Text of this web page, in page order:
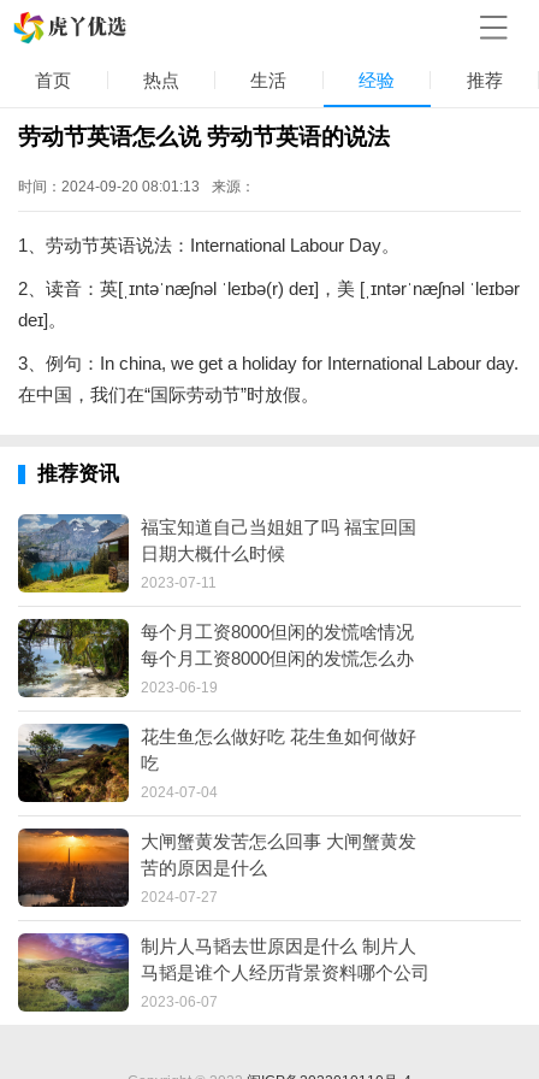
首页 热点 生活 经验 推荐
劳动节英语怎么说 劳动节英语的说法
时间：2024-09-20 08:01:13 来源：
1、劳动节英语说法：International Labour Day。
2、读音：英[ˌɪntəˈnæʃnəl ˈleɪbə(r) deɪ]，美 [ˌɪntərˈnæʃnəl ˈleɪbər
deɪ]。
3、例句：In china, we get a holiday for International Labour day.
在中国，我们在“国际劳动节”时放假。
推荐资讯
福宝知道自己当姐姐了吗 福宝回国
日期大概什么时候
2023-07-11
每个月工资8000但闲的发慌啥情况
每个月工资8000但闲的发慌怎么办
2023-06-19
花生鱼怎么做好吃 花生鱼如何做好
吃
2024-07-04
大闸蟹黄发苦怎么回事 大闸蟹黄发
苦的原因是什么
2024-07-27
制片人马韬去世原因是什么 制片人
马韬是谁个人经历背景资料哪个公司
的
2023-06-07